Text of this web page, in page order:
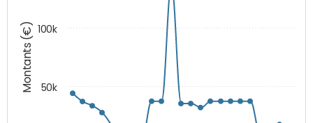
Montants (€) 50k
100k